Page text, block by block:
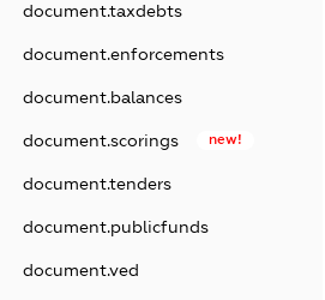
document.taxdebts
document.enforcements
document.balances
document.scorings new!
document.tenders
document.publicfunds
document.ved